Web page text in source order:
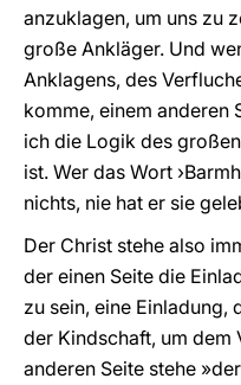
anzuklagen, um uns zu
große Ankläger. Und
Anklagens, des
komme, einem anderen
ich die Logik des
ist. Wer das Wort
nichts, nie hat er sie
Der Christ stehe also
der einen Seite die
zu sein, eine Einladung,
der Kindschaft, um dem
anderen Seite stehe